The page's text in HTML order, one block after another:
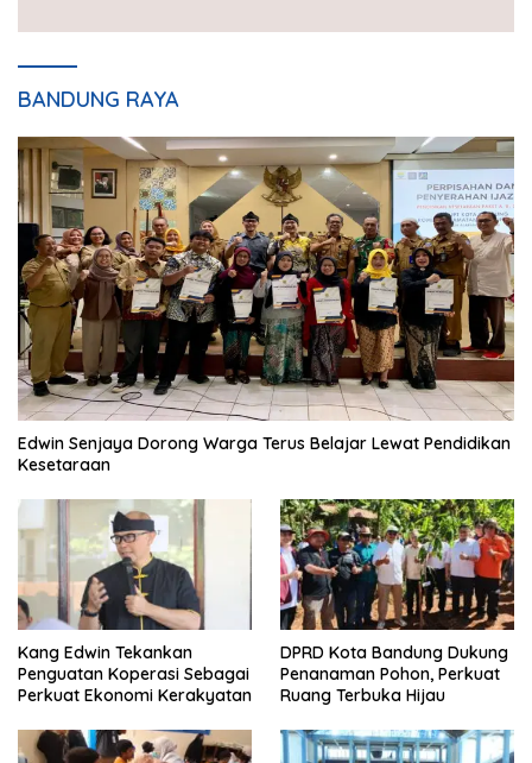
BANDUNG RAYA
Edwin Senjaya Dorong Warga Terus Belajar Lewat Pendidikan
Kesetaraan
Kang Edwin Tekankan
Penguatan Koperasi Sebagai
Perkuat Ekonomi Kerakyatan
DPRD Kota Bandung Dukung
Penanaman Pohon, Perkuat
Ruang Terbuka Hijau